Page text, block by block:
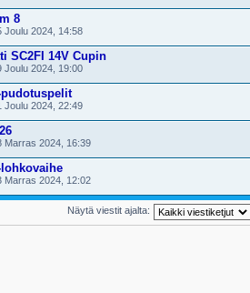
8
Joulu 2024, 14:58
SC2FI 14V Cupin
Joulu 2024, 19:00
pudotuspelit
Joulu 2024, 22:49
Marras 2024, 16:39
lohkovaihe
Marras 2024, 12:02
Näytä viestit ajalta: